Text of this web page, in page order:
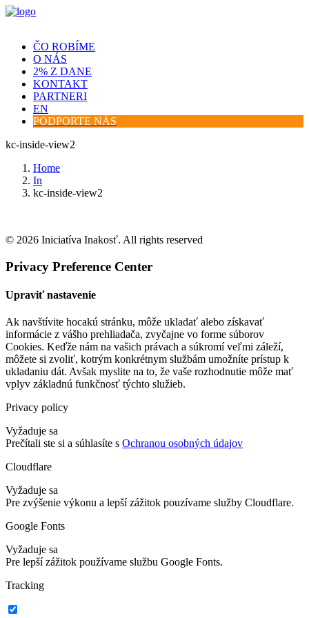
ČO ROBÍME
O NÁS
2% Z DANE
KONTAKT
PARTNERI
EN
PODPORTE NÁS
kc-inside-view2
Home
In
kc-inside-view2
© 2026 Iniciatíva Inakosť. All rights reserved
Privacy Preference Center
Upraviť nastavenie
Ak navštívite hocakú stránku, môže ukladať alebo získavať
informácie z vášho prehliadača, zvyčajne vo forme súborov
Cookies. Keďže nám na vašich právach a súkromí veľmi záleží,
môžete si zvoliť, kotrým konkrétnym službám umožníte prístup k
ukladaniu dát. Avšak myslite na to, že vaše rozhodnutie môže mať
vplyv základnú funkčnosť týchto služieb.
Privacy policy
Vyžaduje sa
Prečítali ste si a súhlasíte s Ochranou osobných údajov
Cloudflare
Vyžaduje sa
Pre zvýšenie výkonu a lepší zážitok pouzívame služby Cloudflare.
Google Fonts
Vyžaduje sa
Pre lepší zážitok používame službu Google Fonts.
Tracking